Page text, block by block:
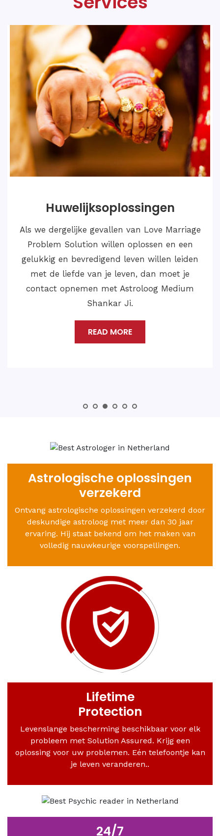
Huwelijksoplossingen
Als we dergelijke gevallen van Love Marriage
Problem Solution willen oplossen en een
gelukkig en bevredigend leven willen leiden
met de liefde van je leven, dan moet je
contact opnemen met Astroloog Medium
Shankar Ji.
READ MORE
Astrologische oplossingen
verzekerd
Ontvang astrologische oplossingen verzekerd door
deskundige astroloog met meer dan 30 jaar
ervaring. Hij staat bekend om het maken van
volledig nauwkeurige voorspellingen.
Lifetime
Protection
Levenslange bescherming beschikbaar voor elk
probleem met Solution Assured. Krijg een
oplossing voor uw problemen. Eén telefoontje kan
je leven veranderen..
24/7